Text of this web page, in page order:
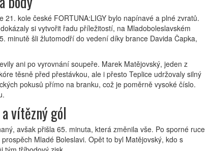
21. kole české FORTUNA:LIGY bylo napínavé a plné zvratů.
si vytvořit řadu příležitostí, na Mladoboleslavském
minutě šli žlutomodří do vedení díky brance Davida Čapka,
ani po vyrovnání soupeře. Marek Matějovský, jeden z
těsně před přestávkou, ale i přesto Teplice udržovaly silný
pokusů přímo na branku, což je poměrně vysoké číslo.
vítězný gól
avšak přišla 65. minuta, která změnila vše. Po sporné ruce
Mladé Boleslavi. Opět to byl Matějovský, kdo s